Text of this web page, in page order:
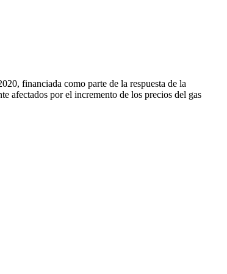
financiada como parte de la respuesta de la
afectados por el incremento de los precios del gas